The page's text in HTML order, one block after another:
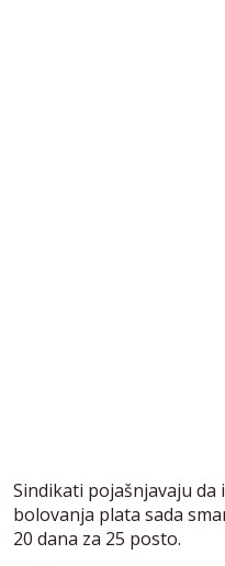
Sindikati pojašnjavaju da
bolovanja plata sada
20 dana za 25 posto.